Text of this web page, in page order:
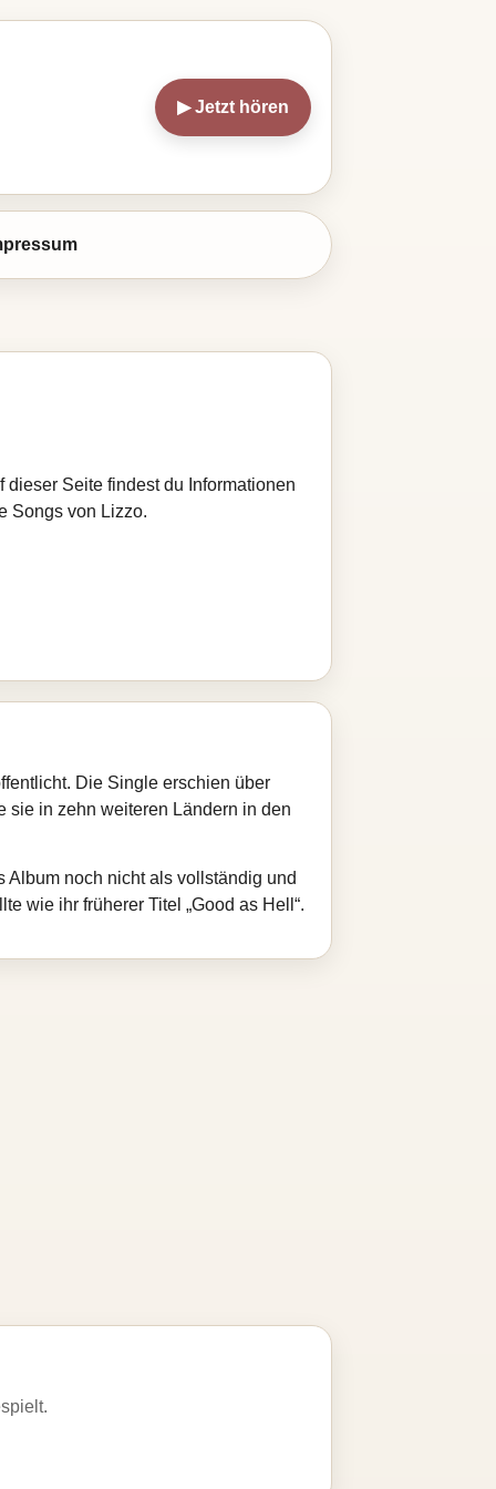
▶ Jetzt hören
dieser Seite findest du Informationen
Songs von Lizzo.
Die Single erschien über
sie in zehn weiteren Ländern in den
Album noch nicht als vollständig und
wie ihr früherer Titel „Good as Hell“.